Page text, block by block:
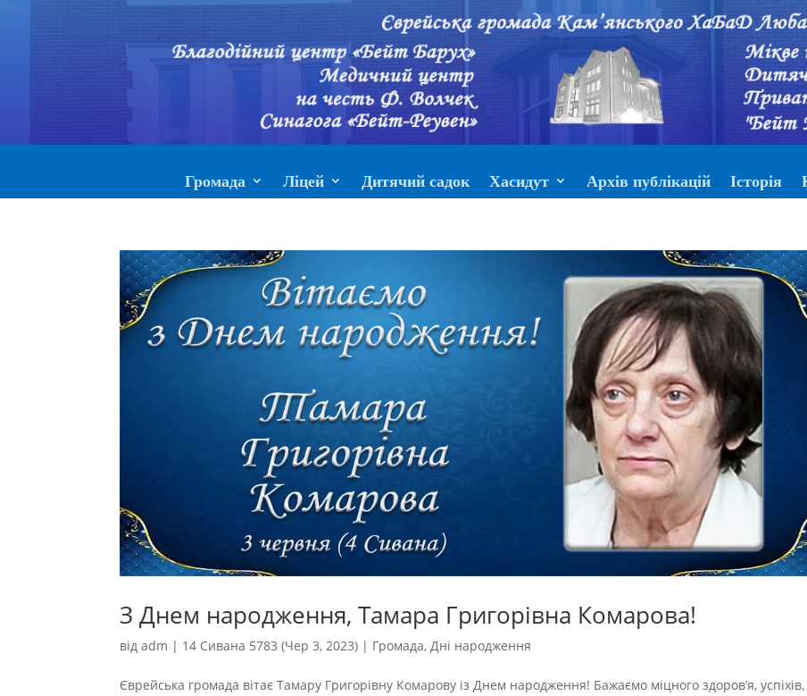
Громада Ліцей Дитячий садок Хасидут Архів публікацій Історія
З Днем народження, Тамара Григорівна Комарова!
відadm | 14 Сивана 5783 (Чер 3, 2023) | Громада,Дні народження
Єврейська громада вітає Тамару Григорівну Комарову із Днем народження! Бажаємо міцного здоров’я, успіхів,